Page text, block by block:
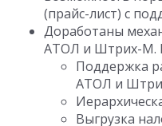
(прайс-лист) с
Доработаны
АТОЛ и Штрих-М.
Поддержка
АТОЛ и
Выгрузка